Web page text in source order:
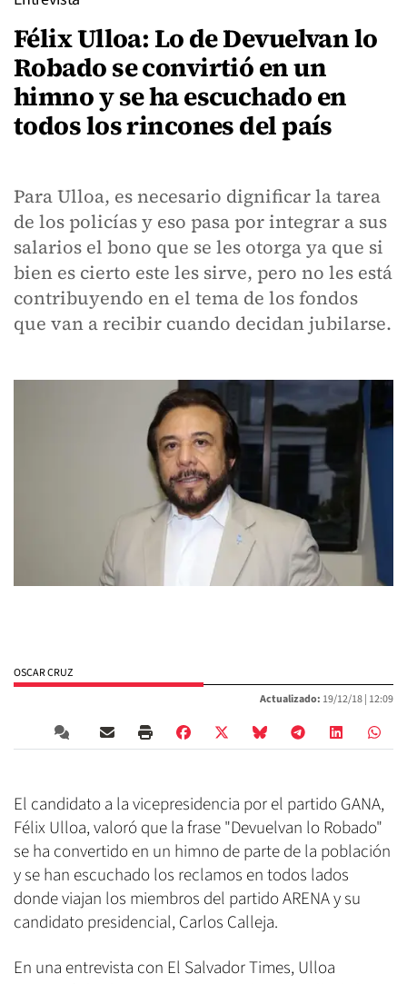
Félix Ulloa: Lo de Devuelvan lo
Robado se convirtió en un
himno y se ha escuchado en
todos los rincones del país
Para Ulloa, es necesario dignificar la tarea
de los policías y eso pasa por integrar a sus
salarios el bono que se les otorga ya que si
bien es cierto este les sirve, pero no les está
contribuyendo en el tema de los fondos
que van a recibir cuando decidan jubilarse.
OSCAR CRUZ
Actualizado: 19/12/18 | 12:09
El candidato a la vicepresidencia por el partido GANA,
Félix Ulloa, valoró que la frase "Devuelvan lo Robado"
se ha convertido en un himno de parte de la población
y se han escuchado los reclamos en todos lados
donde viajan los miembros del partido ARENA y su
candidato presidencial, Carlos Calleja.
En una entrevista con El Salvador Times, Ulloa